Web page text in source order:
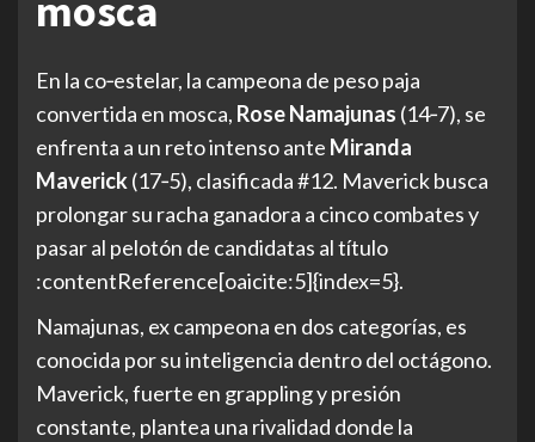
mosca
En la co‑estelar, la campeona de peso paja
convertida en mosca, Rose Namajunas (14‑7), se
enfrenta a un reto intenso ante Miranda
Maverick(17‑5), clasificada #12. Maverick busca
prolongar su racha ganadora a cinco combates y
pasar al pelotón de candidatas al título
:contentReference[oaicite:5]{index=5}.
Namajunas, ex campeona en dos categorías, es
conocida por su inteligencia dentro del octágono.
Maverick, fuerte en grappling y presión
constante, plantea una rivalidad donde la